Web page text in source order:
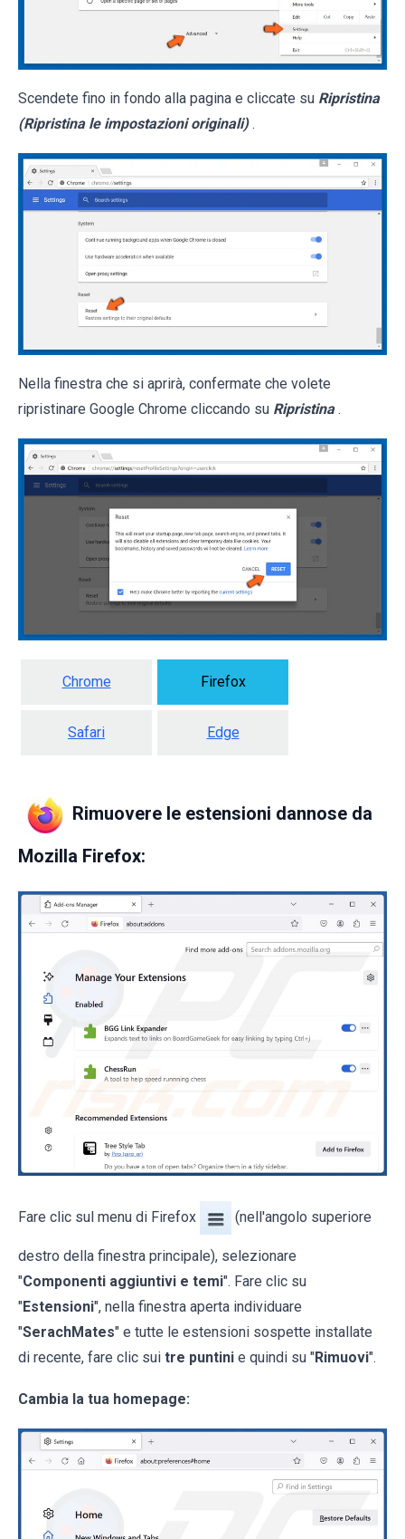
Scendete fino in fondo alla pagina e cliccate su Ripristina
(Ripristina le impostazioni originali) .
Nella finestra che si aprirà, confermate che volete
ripristinare Google Chrome cliccando su Ripristina .
Chrome Firefox
Safari Edge
Rimuovere le estensioni dannose da
Mozilla Firefox:
Fare clic sul menu di Firefox (nell'angolo superiore
destro della finestra principale), selezionare
"Componenti aggiuntivi e temi". Fare clic su
"Estensioni", nella finestra aperta individuare
"SerachMates" e tutte le estensioni sospette installate
di recente, fare clic sui tre puntini e quindi su "Rimuovi".
Cambia la tua homepage: